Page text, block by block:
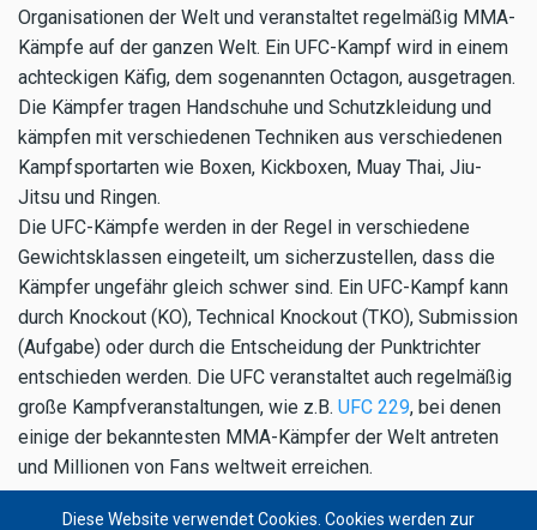
Organisationen der Welt und veranstaltet regelmäßig MMA-
Kämpfe auf der ganzen Welt. Ein UFC-Kampf wird in einem
achteckigen Käfig, dem sogenannten Octagon, ausgetragen.
Die Kämpfer tragen Handschuhe und Schutzkleidung und
kämpfen mit verschiedenen Techniken aus verschiedenen
Kampfsportarten wie Boxen, Kickboxen, Muay Thai, Jiu-
Jitsu und Ringen.
Die UFC-Kämpfe werden in der Regel in verschiedene
Gewichtsklassen eingeteilt, um sicherzustellen, dass die
Kämpfer ungefähr gleich schwer sind. Ein UFC-Kampf kann
durch Knockout (KO), Technical Knockout (TKO), Submission
(Aufgabe) oder durch die Entscheidung der Punktrichter
entschieden werden. Die UFC veranstaltet auch regelmäßig
große Kampfveranstaltungen, wie z.B. UFC 229, bei denen
einige der bekanntesten MMA-Kämpfer der Welt antreten
und Millionen von Fans weltweit erreichen.
Diese Website verwendet Cookies. Cookies werden zur